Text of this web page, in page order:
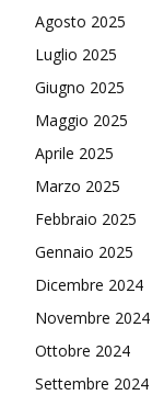
Agosto 2025
Luglio 2025
Giugno 2025
Maggio 2025
Aprile 2025
Marzo 2025
Febbraio 2025
Gennaio 2025
Dicembre 2024
Novembre 2024
Ottobre 2024
Settembre 2024